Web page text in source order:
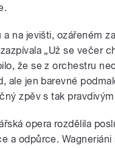
a na jevišti, ozářeném
„Už se večer
že se z orchestru
ale jen barevné
zpěv s tak
opera rozdělila
a odpůrce. Wagneriáni